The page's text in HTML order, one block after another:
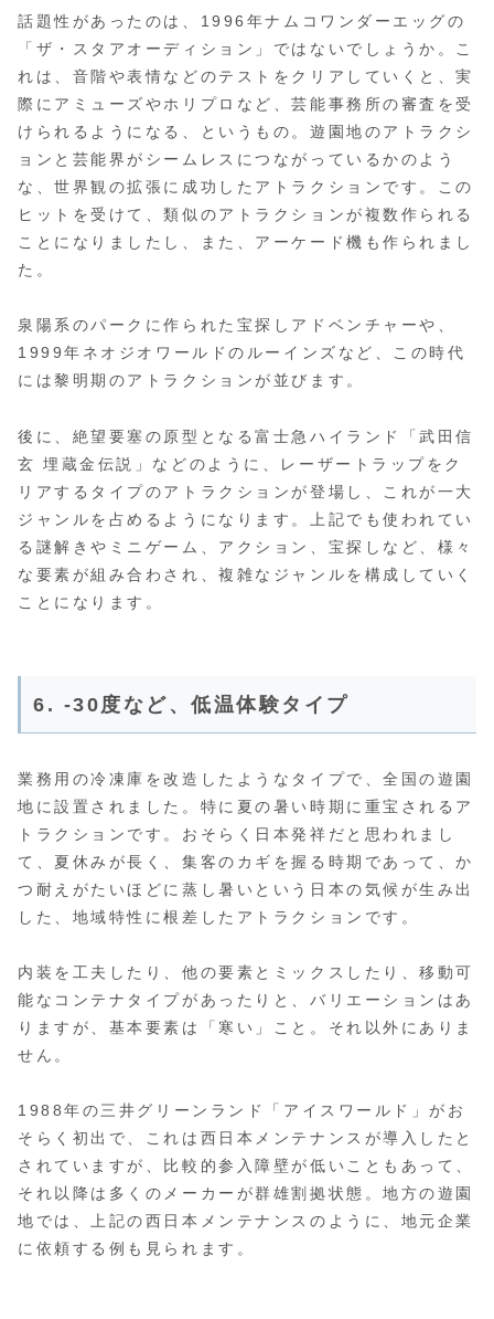
話題性があったのは、1996年ナムコワンダーエッグの
「ザ・スタアオーディション」ではないでしょうか。こ
れは、音階や表情などのテストをクリアしていくと、実
際にアミューズやホリプロなど、芸能事務所の審査を受
けられるようになる、というもの。遊園地のアトラクシ
ョンと芸能界がシームレスにつながっているかのよう
な、世界観の拡張に成功したアトラクションです。この
ヒットを受けて、類似のアトラクションが複数作られる
ことになりましたし、また、アーケード機も作られまし
た。
泉陽系のパークに作られた宝探しアドベンチャーや、
1999年ネオジオワールドのルーインズなど、この時代
には黎明期のアトラクションが並びます。
後に、絶望要塞の原型となる富士急ハイランド「武田信
玄 埋蔵金伝説」などのように、レーザートラップをク
リアするタイプのアトラクションが登場し、これが一大
ジャンルを占めるようになります。上記でも使われてい
る謎解きやミニゲーム、アクション、宝探しなど、様々
な要素が組み合わされ、複雑なジャンルを構成していく
ことになります。
6. ‐30度など、低温体験タイプ
業務用の冷凍庫を改造したようなタイプで、全国の遊園
地に設置されました。特に夏の暑い時期に重宝されるア
トラクションです。おそらく日本発祥だと思われまし
て、夏休みが長く、集客のカギを握る時期であって、か
つ耐えがたいほどに蒸し暑いという日本の気候が生み出
した、地域特性に根差したアトラクションです。
内装を工夫したり、他の要素とミックスしたり、移動可
能なコンテナタイプがあったりと、バリエーションはあ
りますが、基本要素は「寒い」こと。それ以外にありま
せん。
1988年の三井グリーンランド「アイスワールド」がお
そらく初出で、これは西日本メンテナンスが導入したと
されていますが、比較的参入障壁が低いこともあって、
それ以降は多くのメーカーが群雄割拠状態。地方の遊園
地では、上記の西日本メンテナンスのように、地元企業
に依頼する例も見られます。